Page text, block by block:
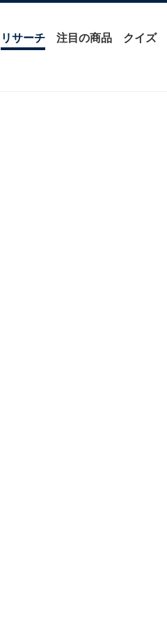
リサーチ 注目の商品 クイズ